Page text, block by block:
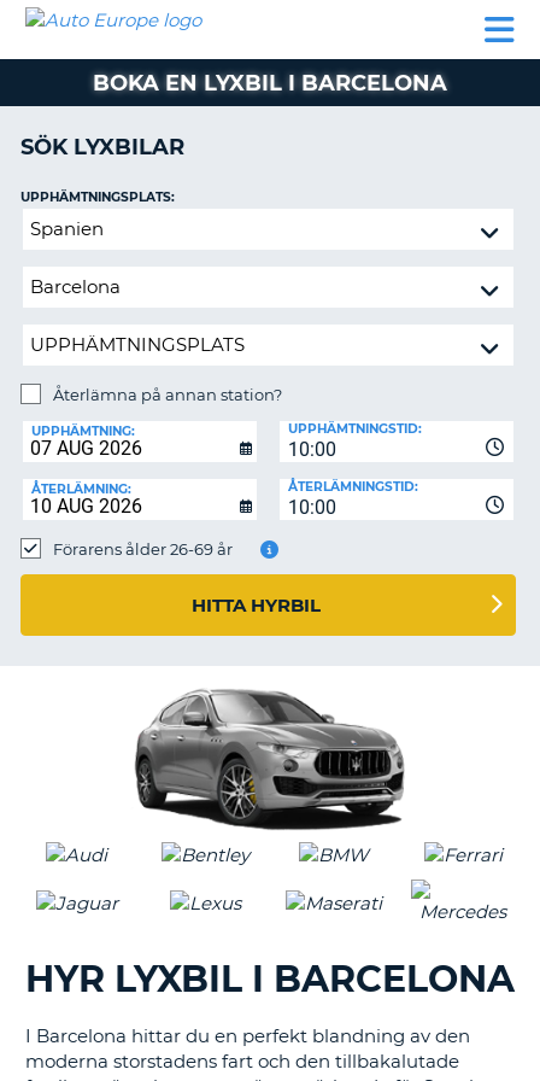
HYRBIL
HYRA
PARTNER
AUTO
EUROPE
HYRBIL
HYRA
MIN
MEDLEMSINFORMATION
BOKNING
SVERIGE
BOKA EN LYXBIL I BARCELONA
SÖK LYXBILAR
Återlämna
annan
UPPHÄMTNINGSPLATS:
Återlämna på annan station?
UPPHÄMTNING:
10:00
UPPHÄMTNINGSTID:
ÅTERLÄMNING:
10:00
ÅTERLÄMNINGSTID:
Förarens ålder 26-69 år
HITTA HYRBIL
HYR LYXBIL I BARCELONA
I Barcelona hittar du en perfekt blandning av den
moderna storstadens fart och den tillbakalutade